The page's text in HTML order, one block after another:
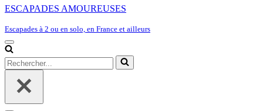
ESCAPADES AMOUREUSES
Escapades à 2 ou en solo, en France et ailleurs
Menu
de
navigation
Rechercher...